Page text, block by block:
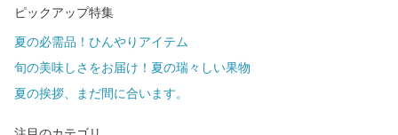
ピックアップ特集
夏の必需品！ひんやりアイテム
旬の美味しさをお届け！夏の瑞々しい果物
夏の挨拶、まだ間に合います。